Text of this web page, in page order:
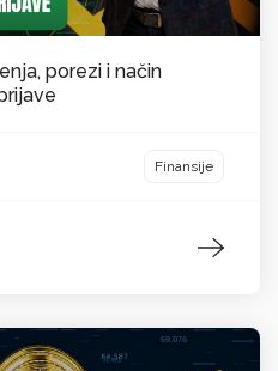
porezi i način
Finansije